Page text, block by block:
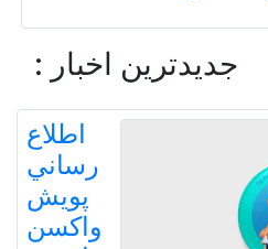
جدیدترین اخبار :
اطلاع
رساني
پويش
واكسن